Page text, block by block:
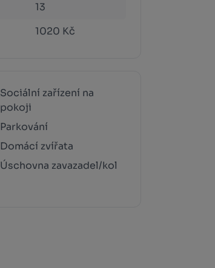
13
1020 Kč
Sociální zařízení na
pokoji
Parkování
Domácí zvířata
Úschovna zavazadel/kol